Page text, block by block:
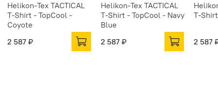
Helikon-Tex TACTICAL
T-Shirt - TopCool -
Coyote
2 587 ₽
Helikon-Tex TACTICAL
T-Shirt - TopCool - Navy
Blue
2 587 ₽
T-
2 587